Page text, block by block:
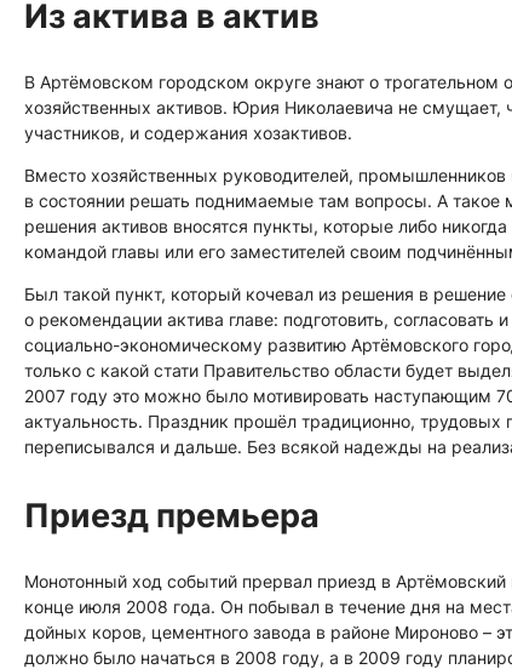
Из актива в актив
В Артёмовском городском округе знают о
хозяйственных активов. Юрия Николаевича не смущает,
участников, и содержания хозактивов.
Вместо хозяйственных руководителей,
в состоянии решать поднимаемые там вопросы. А такое
решения активов вносятся пункты, которые либо
командой главы или его заместителей своим
Был такой пункт, который кочевал из решения в
о рекомендации актива главе: подготовить,
социально-экономическому развитию Артёмовского
только с какой стати Правительство области будет
2007 году это можно было мотивировать наступающим
актуальность. Праздник прошёл традиционно,
переписывался и дальше. Без всякой надежды на
Приезд премьера
Монотонный ход событий прервал приезд в
конце июля 2008 года. Он побывал в течение дня на
дойных коров, цементного завода в районе Мироново –
должно было начаться в 2008 году, а в 2009 году